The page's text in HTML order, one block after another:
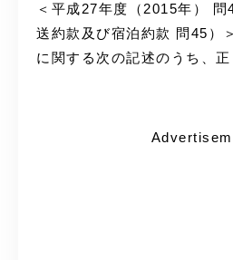
＜平成27年度（2015年）
送約款及び宿泊約款 問45）
に関する次の記述のうち、正